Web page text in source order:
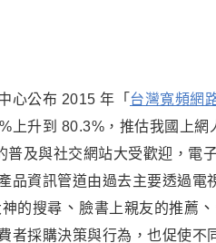
心公布 2015 年「 台灣寬頻網
上升到 80.3%，推估我國上
普及與社交網站大受歡迎 ， 電
品資訊管道由過去主要透過電
的搜尋 、 臉書上親友的推薦 、
者採購決策與行為 ， 也促使不